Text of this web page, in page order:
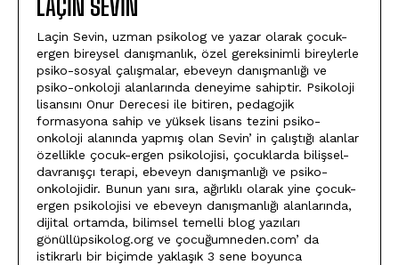
LAÇIN SEVIN
Laçin Sevin, uzman psikolog ve yazar olarak çocuk-
ergen bireysel danışmanlık, özel gereksinimli bireylerle
psiko-sosyal çalışmalar, ebeveyn danışmanlığı ve
psiko-onkoloji alanlarında deneyime sahiptir. Psikoloji
lisansını Onur Derecesi ile bitiren, pedagojik
formasyona sahip ve yüksek lisans tezini psiko-
onkoloji alanında yapmış olan Sevin’ in çalıştığı alanlar
özellikle çocuk-ergen psikolojisi, çocuklarda bilişsel-
davranışçı terapi, ebeveyn danışmanlığı ve psiko-
onkolojidir. Bunun yanı sıra, ağırlıklı olarak yine çocuk-
ergen psikolojisi ve ebeveyn danışmanlığı alanlarında,
dijital ortamda, bilimsel temelli blog yazıları
gönüllüpsikolog.org ve çocuğumneden.com’ da
istikrarlı bir biçimde yaklaşık 3 sene boyunca